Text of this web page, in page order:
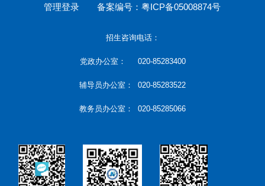
管理登录 备案编号：粤ICP备05008874号
招生咨询电话：
党政办公室： 020-85283400
辅导员办公室： 020-85283522
教务员办公室： 020-85285066